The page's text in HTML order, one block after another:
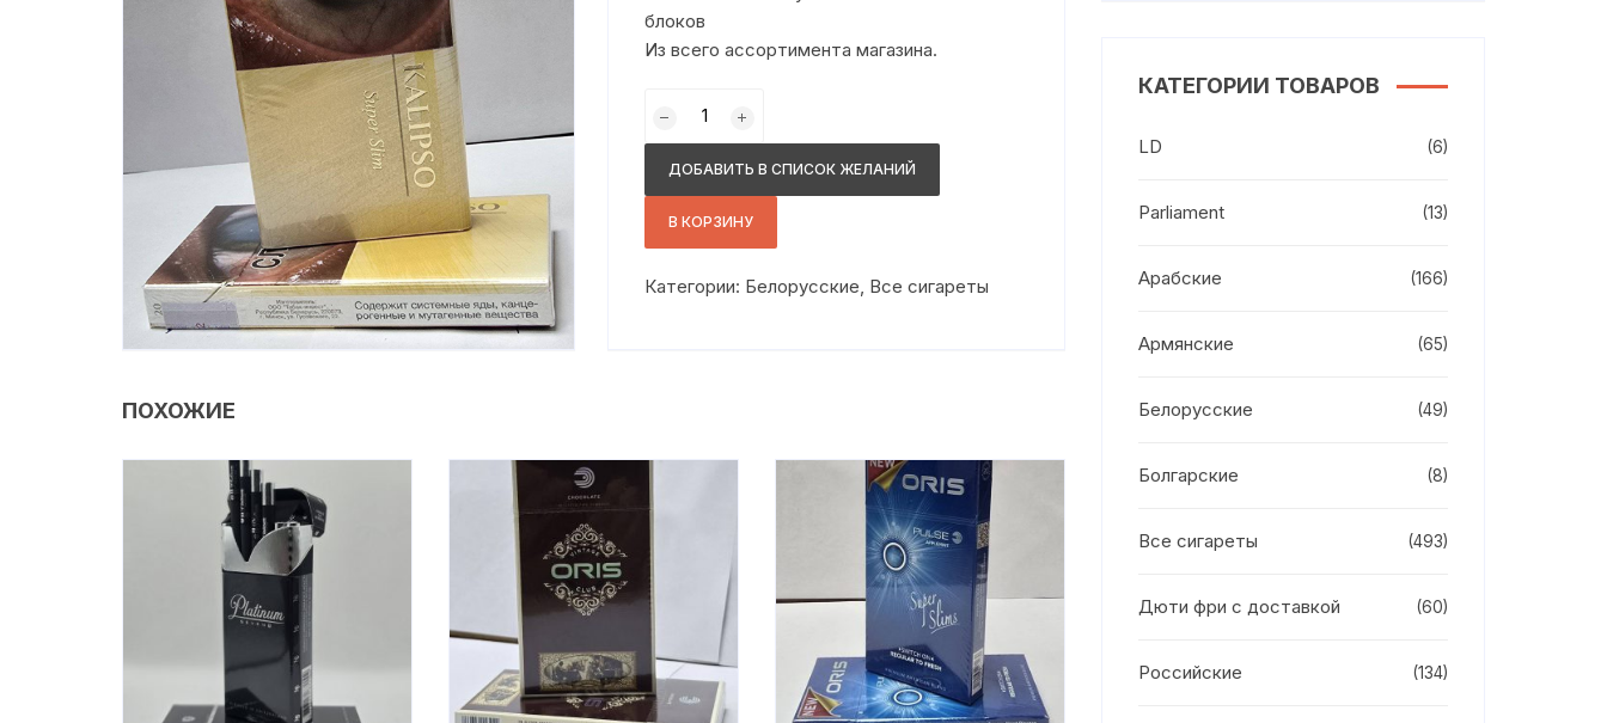
блоков
Из всего ассортимента магазина.
товара
ДОБАВИТЬ В СПИСОК ЖЕЛАНИЙ
В КОРЗИНУ
Категории: Белорусские Все сигареты
ПОХОЖИЕ
КАТЕГОРИИ ТОВАРОВ
LD (6)
Parliament (13)
Арабские (166)
Армянские (65)
Белорусские (49)
Болгарские (8)
Все сигареты (493)
Дюти фри с доставкой (60)
Российские (134)